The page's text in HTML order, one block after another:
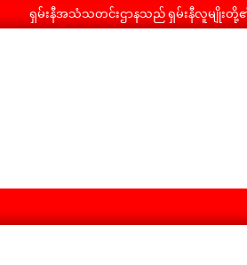
ရှမ်းနီအသံသတင်းဌာနသည် ရှမ်းနီလူမျိုးတို့